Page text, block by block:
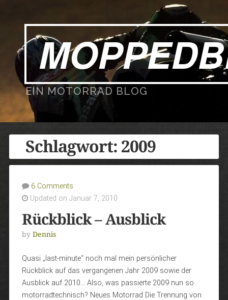
EIN MOTORRAD BLOG
Schlagwort: 2009
6 Comments
Updated on Januar 7, 2010
Rückblick – Ausblick
by Dennis
Quasi „last-minute“ noch mal mein persönlicher
Rückblick auf das vergangenen Jahr 2009 sowie der
Ausblick auf 2010… Also, was passierte 2009 nun so
motorradtechnisch? Neues Motorrad Die Trennung von